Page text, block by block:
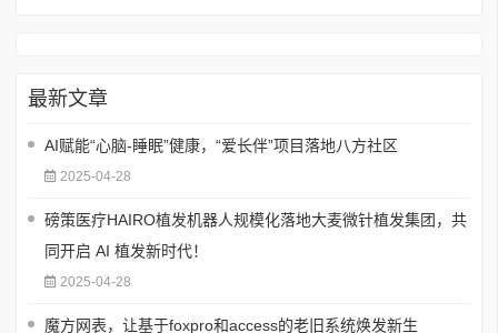
最新文章
AI赋能“心脑-睡眠”健康，“爱长伴”项目落地八方社区
2025-04-28
磅策医疗HAIRO植发机器人规模化落地大麦微针植发集团，共
同开启 AI 植发新时代！
2025-04-28
魔方网表，让基于foxpro和access的老旧系统焕发新生